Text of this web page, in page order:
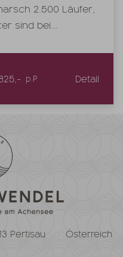
2.500 Läufer,
sind bei...
p.P Detail
Pertisau Österreich